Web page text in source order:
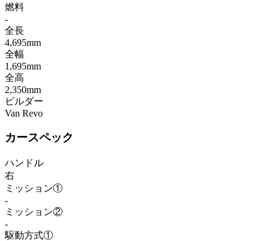
燃料
-
全長
4,695mm
全幅
1,695mm
全高
2,350mm
ビルダー
Van Revo
カースペック
ハンドル
右
ミッション①
-
ミッション②
-
駆動方式①